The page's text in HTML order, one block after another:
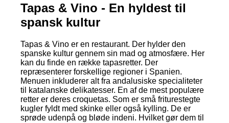
Tapas & Vino - En hyldest til
spansk kultur
Tapas & Vino er en restaurant. Der hylder den
spanske kultur gennem sin mad og atmosfære. Her
kan du finde en række tapasretter. Der
repræsenterer forskellige regioner i Spanien.
Menuen inkluderer alt fra andalusiske specialiteter
til katalanske delikatesser. En af de mest populære
retter er deres croquetas. Som er små friturestegte
kugler fyldt med skinke eller også kylling. De er
sprøde udenpå og bløde indeni. Hvilket gør dem til